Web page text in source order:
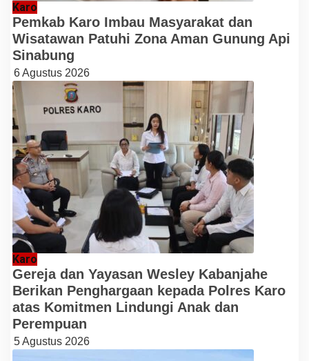
Karo
Pemkab Karo Imbau Masyarakat dan
Wisatawan Patuhi Zona Aman Gunung Api
Sinabung
6 Agustus 2026
Karo
Gereja dan Yayasan Wesley Kabanjahe
Berikan Penghargaan kepada Polres Karo
atas Komitmen Lindungi Anak dan
Perempuan
5 Agustus 2026